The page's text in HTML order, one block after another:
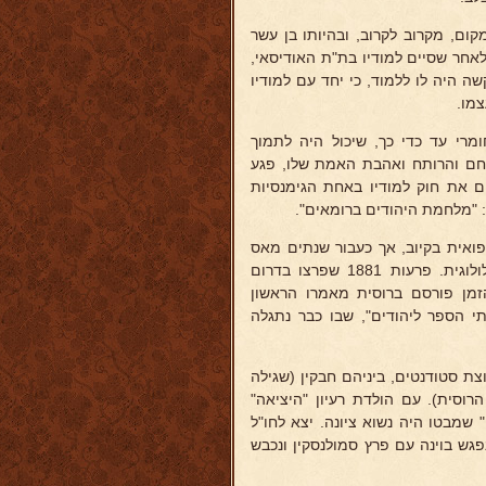
למקום, מקרוב לקרוב, ובהיותו בן עשר
שסיים למודיו בת"ת האודיסאי,
היה לו ללמוד, כי יחד עם למודיו
עד כדי כך, שיכול היה לתמוך
והרותח ואהבת האמת שלו, פגע
את חוק למודיו באחת הגימנסיות
היהודים ברומאים".
בקיוב, אך כעבור שנתים מאס
ברפואה ועבר ללמוד באוניברסיטה האודיסאית בפקולטה ההיסטורית-פילולוגית. פרעות 1881 שפרצו בדרום
פורסם ברוסית מאמרו הראשון
הספר ליהודים", שבו כבר נתגלה
קבוצת סטודנטים, ביניהם חבקין (שגילה
עם הולדת רעיון "היציאה"
היה נשוא ציונה. יצא לחו"ל
בוינה עם פרץ סמולנסקין ונכבש